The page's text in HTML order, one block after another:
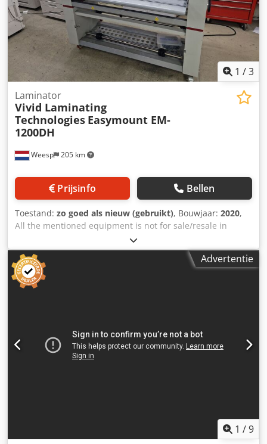
1 /3
Weesp 205 km
Laminator
Vivid Laminating
Technologies Easymount EM-
1200DH
Prijsinfo Bellen
Toestand: zo goed als nieuw (gebruikt), Bouwjaar: 2020,
All the mentioned equipment is not for sale/resale in
Russia , or any country that is under an EU embargo. The
Easymount EM-1200DH is a wide format double hot roller
laminator designed for both laminating and mounting
applications. It supports hot and cold lamination, allowing
you to laminate prints and graphics, mount prints to
minute Cjdpfeych Utsx Abtoha Capability to handle
mounting thicknesses up to 25 mm (1 inch) Variable speed
settings for precise control Reverse mechanism to correct
making it versatile for various print finishing needs. It is
designed to be durable and reliable for professional use in
Advertentie
1 /9